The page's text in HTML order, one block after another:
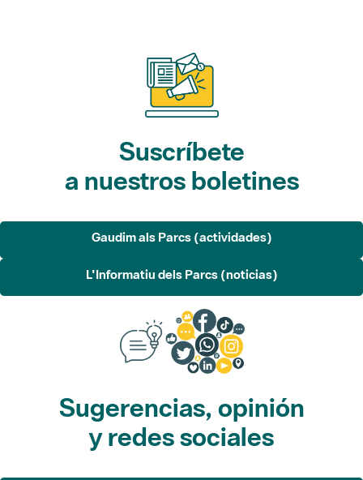
Suscríbete
a nuestros boletines
Gaudim als Parcs (actividades)
L'Informatiu dels Parcs (noticias)
Sugerencias, opinión
y redes sociales